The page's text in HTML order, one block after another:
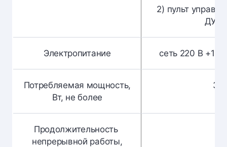
2) пульт
Электропитание сеть 220 В
Потребляемая мощность,
Вт, не более
30
Продолжительность
непрерывной работы,